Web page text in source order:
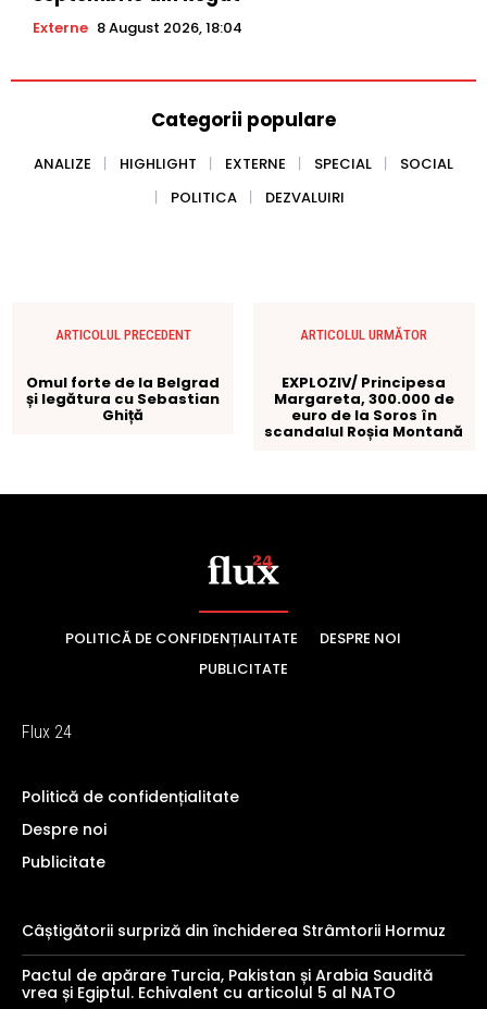
POLITICĂ DE CONFIDENȚIALITATE
DESPRE NOI
PUBLICITATE
Flux 24
Politică de confidențialitate
Despre noi
Publicitate
Câștigătorii surpriză din închiderea Strâmtorii Hormuz
Pactul de apărare Turcia, Pakistan și Arabia Saudită
vrea și Egiptul. Echivalent cu articolul 5 al NATO